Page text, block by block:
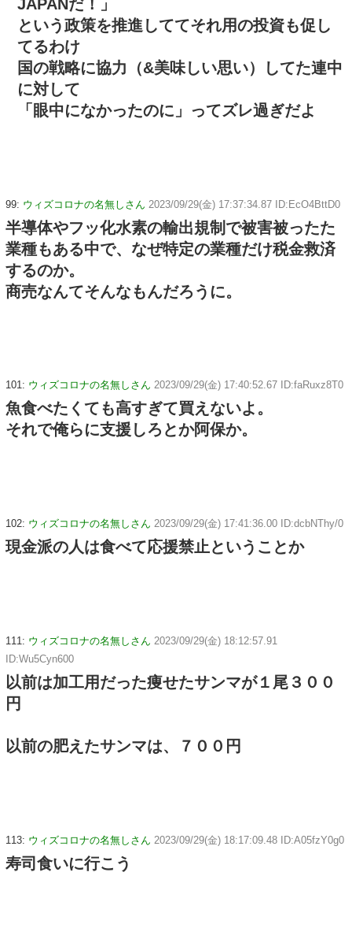
JAPANだ！」
という政策を推進しててそれ用の投資も促し
てるわけ
国の戦略に協力（&美味しい思い）してた連中
に対して
「眼中になかったのに」ってズレ過ぎだよ
99: ウィズコロナの名無しさん 2023/09/29(金) 17:37:34.87 ID:EcO4BttD0
半導体やフッ化水素の輸出規制で被害被ったた
業種もある中で、なぜ特定の業種だけ税金救済
するのか。
商売なんてそんなもんだろうに。
101: ウィズコロナの名無しさん 2023/09/29(金) 17:40:52.67 ID:faRuxz8T0
魚食べたくても高すぎて買えないよ。
それで俺らに支援しろとか阿保か。
102: ウィズコロナの名無しさん 2023/09/29(金) 17:41:36.00 ID:dcbNThy/0
現金派の人は食べて応援禁止ということか
111: ウィズコロナの名無しさん 2023/09/29(金) 18:12:57.91
ID:Wu5Cyn600
以前は加工用だった痩せたサンマが１尾３００
円
以前の肥えたサンマは、７００円
113: ウィズコロナの名無しさん 2023/09/29(金) 18:17:09.48 ID:A05fzY0g0
寿司食いに行こう